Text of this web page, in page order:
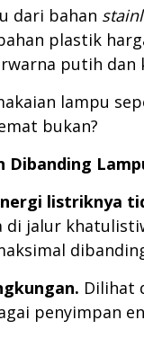
dari bahan
plastik
putih
lampu
bukan?
Dibanding
listriknya
di jalur
Dilihat
penyimpan